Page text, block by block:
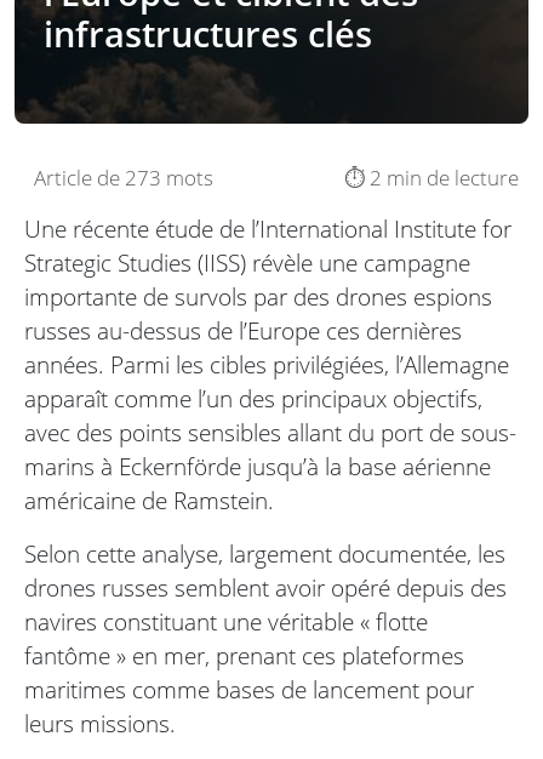
infrastructures clés
Article de 273 mots ⏱️ 2 min de lecture
Une récente étude de l’International Institute for
Strategic Studies (IISS) révèle une campagne
importante de survols par des drones espions
russes au-dessus de l’Europe ces dernières
années. Parmi les cibles privilégiées, l’Allemagne
apparaît comme l’un des principaux objectifs,
avec des points sensibles allant du port de sous-
marins à Eckernförde jusqu’à la base aérienne
américaine de Ramstein.
Selon cette analyse, largement documentée, les
drones russes semblent avoir opéré depuis des
navires constituant une véritable « flotte
fantôme » en mer, prenant ces plateformes
maritimes comme bases de lancement pour
leurs missions.